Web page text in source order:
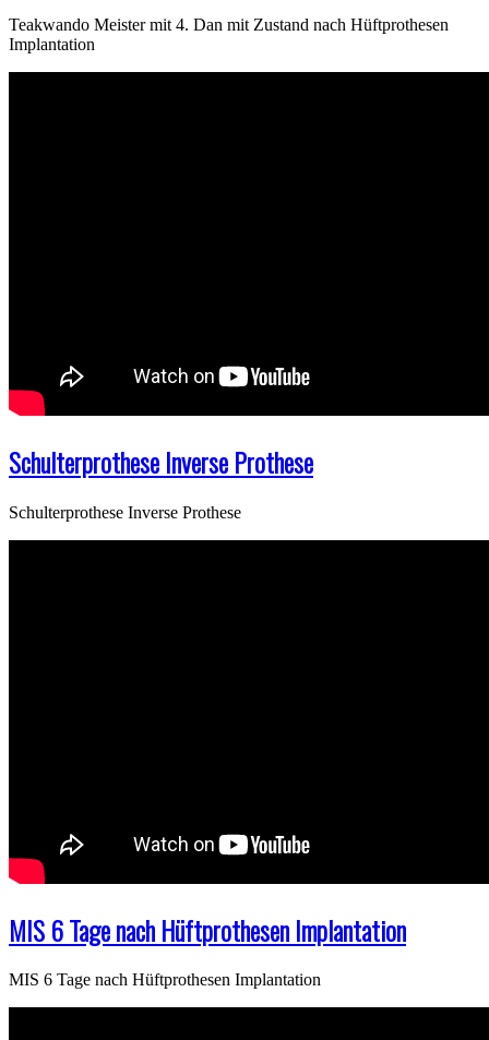
Teakwando Meister mit 4. Dan mit Zustand nach Hüftprothesen
Implantation
Schulterprothese Inverse Prothese
Schulterprothese Inverse Prothese
MIS 6 Tage nach Hüftprothesen Implantation
MIS 6 Tage nach Hüftprothesen Implantation